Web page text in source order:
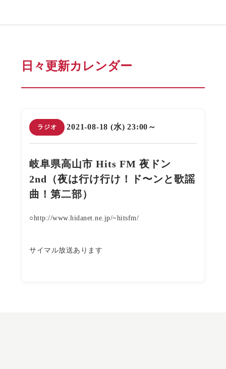
日々更新カレンダー
ラジオ 2021-08-18 (水) 23:00～
岐阜県高山市 Hits FM 夜ドン
2nd（夜は行け行け！ド〜ンと歌謡
曲！第二部）
○http://www.hidanet.ne.jp/~hitsfm/
サイマル放送あります